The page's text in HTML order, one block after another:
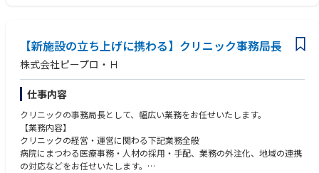
【新施設の立ち上げに携わる】クリニック事務局長
株式会社ピープロ・Ｈ
仕事内容
クリニックの事務局長として、幅広い業務をお任せいたします。
【業務内容】
クリニックの経営・運営に関わる下記業務全般
病院にまつわる医療事務・人材の採用・手配、業務の外注化、地域の連携
の対応などをお任せいたします。